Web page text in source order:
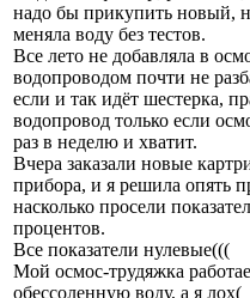
надо бы прикупить новый,
меняла воду без тестов.
Все лето не добавляла в
водопроводом почти не
если и так идёт шестерка,
водопровод только если
раз в неделю и хватит.
Вчера заказали новые
прибора, и я решила опять
насколько просели
процентов.
Все показатели нулевые(((
Мой осмос-трудяжка
обессоленную воду, а я лох(